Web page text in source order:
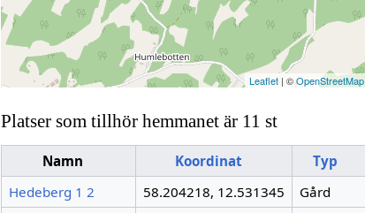
Leaflet | ©OpenStreetMap
Platser som tillhör hemmanet är 11 st
Namn Koordinat
Typ
Hedeberg 1 2
58.204218, 12.531345
Gård